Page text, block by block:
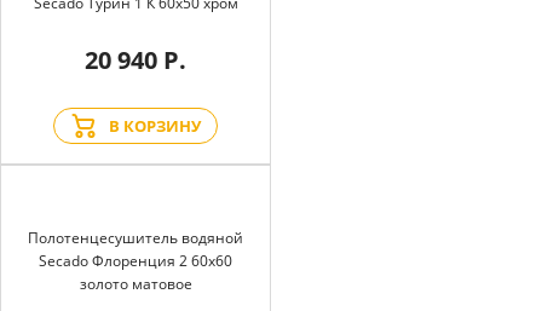
20 940 Р.
В КОРЗИНУ
Полотенцесушитель водяной
Secado Флоренция 2 60x60
золото матовое